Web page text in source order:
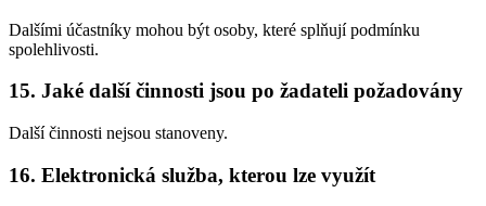
Dalšími účastníky mohou být osoby, které splňují podmínku
spolehlivosti.
15. Jaké další činnosti jsou po žadateli požadovány
Další činnosti nejsou stanoveny.
16. Elektronická služba, kterou lze využít